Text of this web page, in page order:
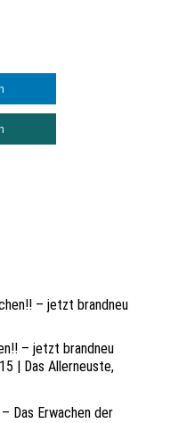
– jetzt brandneu
| Das Allerneuste,
Das Erwachen der